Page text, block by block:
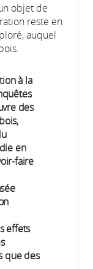
objet de
reste en
auquel
à la
des
en
faire
effets
que des